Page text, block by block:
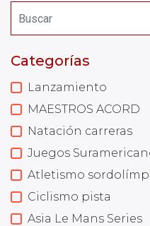
Categorías
Lanzamiento
MAESTROS ACORD
Natación carreras
Juegos
Atletismo
Ciclismo pista
Asia Le Mans Series